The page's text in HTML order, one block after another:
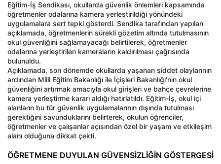
Eğitim-İş Sendikası, okullarda güvenlik önlemleri kapsamında
öğretmenler odalarına kamera yerleştirildiği yönündeki
uygulamalara sert tepki gösterdi. Sendika tarafından yapılan
açıklamada, öğretmenlerin sürekli gözetim altında tutulmasının
okul güvenliğini sağlamayacağı belirtilerek, öğretmenler
odalarına yerleştirilen kameraların kaldırılması çağrısında
bulunuldu.
Açıklamada, son dönemde okullarda yaşanan şiddet olaylarının
ardından Milli Eğitim Bakanlığı ile İçişleri Bakanlığı'nın okul
güvenliğini artırmak amacıyla okul girişleri ve bahçe çevrelerine
kamera yerleştirme kararı aldığı hatırlatıldı. Eğitim-İş, okul içi
alanların bu tür güvenlik uygulamalarının dışında tutulması
gerektiğini savunduklarını belirterek, okulun öğrenciler,
öğretmenler ve çalışanlar açısından özel bir yaşam ve etkileşim
alanı olduğuna dikkat çekti.
ÖĞRETMENE DUYULAN GÜVENSİZLİĞİN GÖSTERGESİ